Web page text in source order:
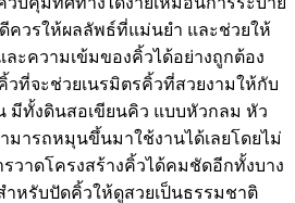
วรให้ผลลัพธ์ที่แม่นยำ และช่วยให้
ะความเข้มของคิ้วได้อย่างถูกต้อง
ที่จะช่วยเนรมิตรคิ้วที่สวยงามให้กับ
ทั้งดินสอเขียนคิว แบบหัวกลม หัว
มารถหมุนขึ้นมาใช้งานได้เลยโดยไม่
รวาดโครงสร้างคิ้วได้คมชัดอีกทั้งบาง
หรับปัดคิ้วให้ดูสวยเป็นธรรมชาติ